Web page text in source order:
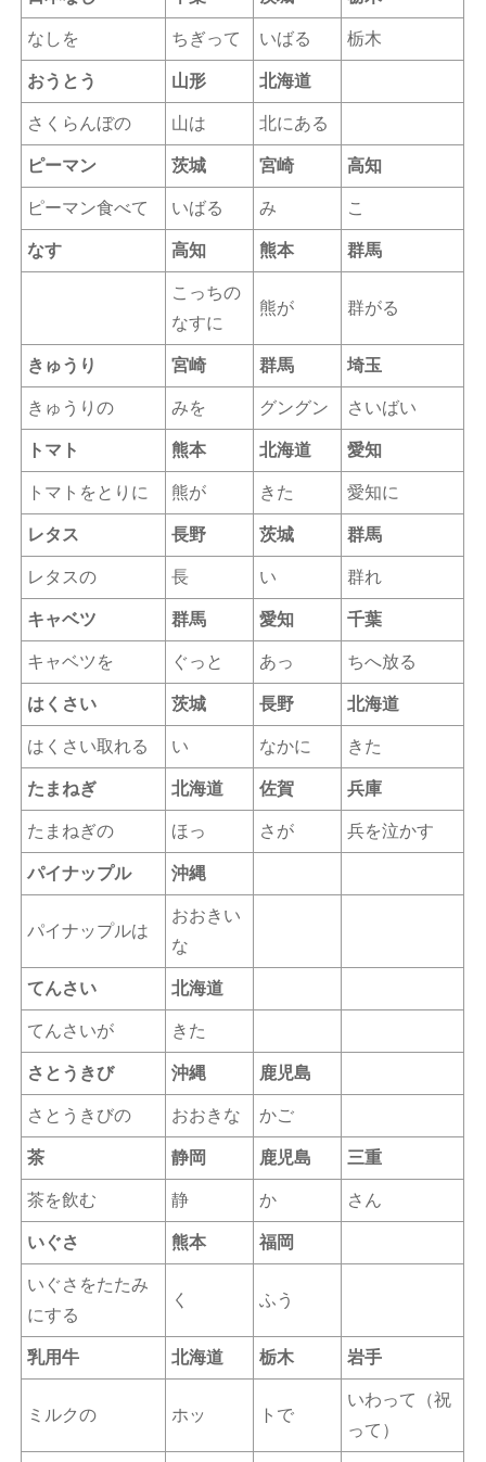
なしを ちぎって いばる 栃木
おうとう 山形 北海道
さくらんぼの 山は 北にある
ピーマン 茨城 宮崎 高知
ピーマン食べて いばる み こ
なす 高知 熊本 群馬
こっちの
なすに
熊が 群がる
きゅうり 宮崎 群馬 埼玉
きゅうりの みを グングン さいばい
トマト 熊本 北海道 愛知
トマトをとりに 熊が きた 愛知に
レタス 長野 茨城 群馬
レタスの 長 い 群れ
キャベツ 群馬 愛知 千葉
キャベツを ぐっと あっ ちへ放る
はくさい 茨城 長野 北海道
はくさい取れる い なかに きた
たまねぎ 北海道 佐賀 兵庫
たまねぎの ほっ さが 兵を泣かす
パイナップル 沖縄
パイナップルは
おおきい
な
てんさい 北海道
てんさいが きた
さとうきび 沖縄 鹿児島
さとうきびの おおきな かご
茶 静岡 鹿児島 三重
茶を飲む 静 か さん
いぐさ 熊本 福岡
いぐさをたたみ
にする
く ふう
乳用牛 北海道 栃木 岩手
ミルクの ホッ トで
いわって（祝
って）